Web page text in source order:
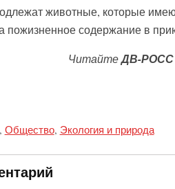
животные, которые
пожизненное содержание в
ЧитайтеДВ-РОСС
Общество, Экология и природа